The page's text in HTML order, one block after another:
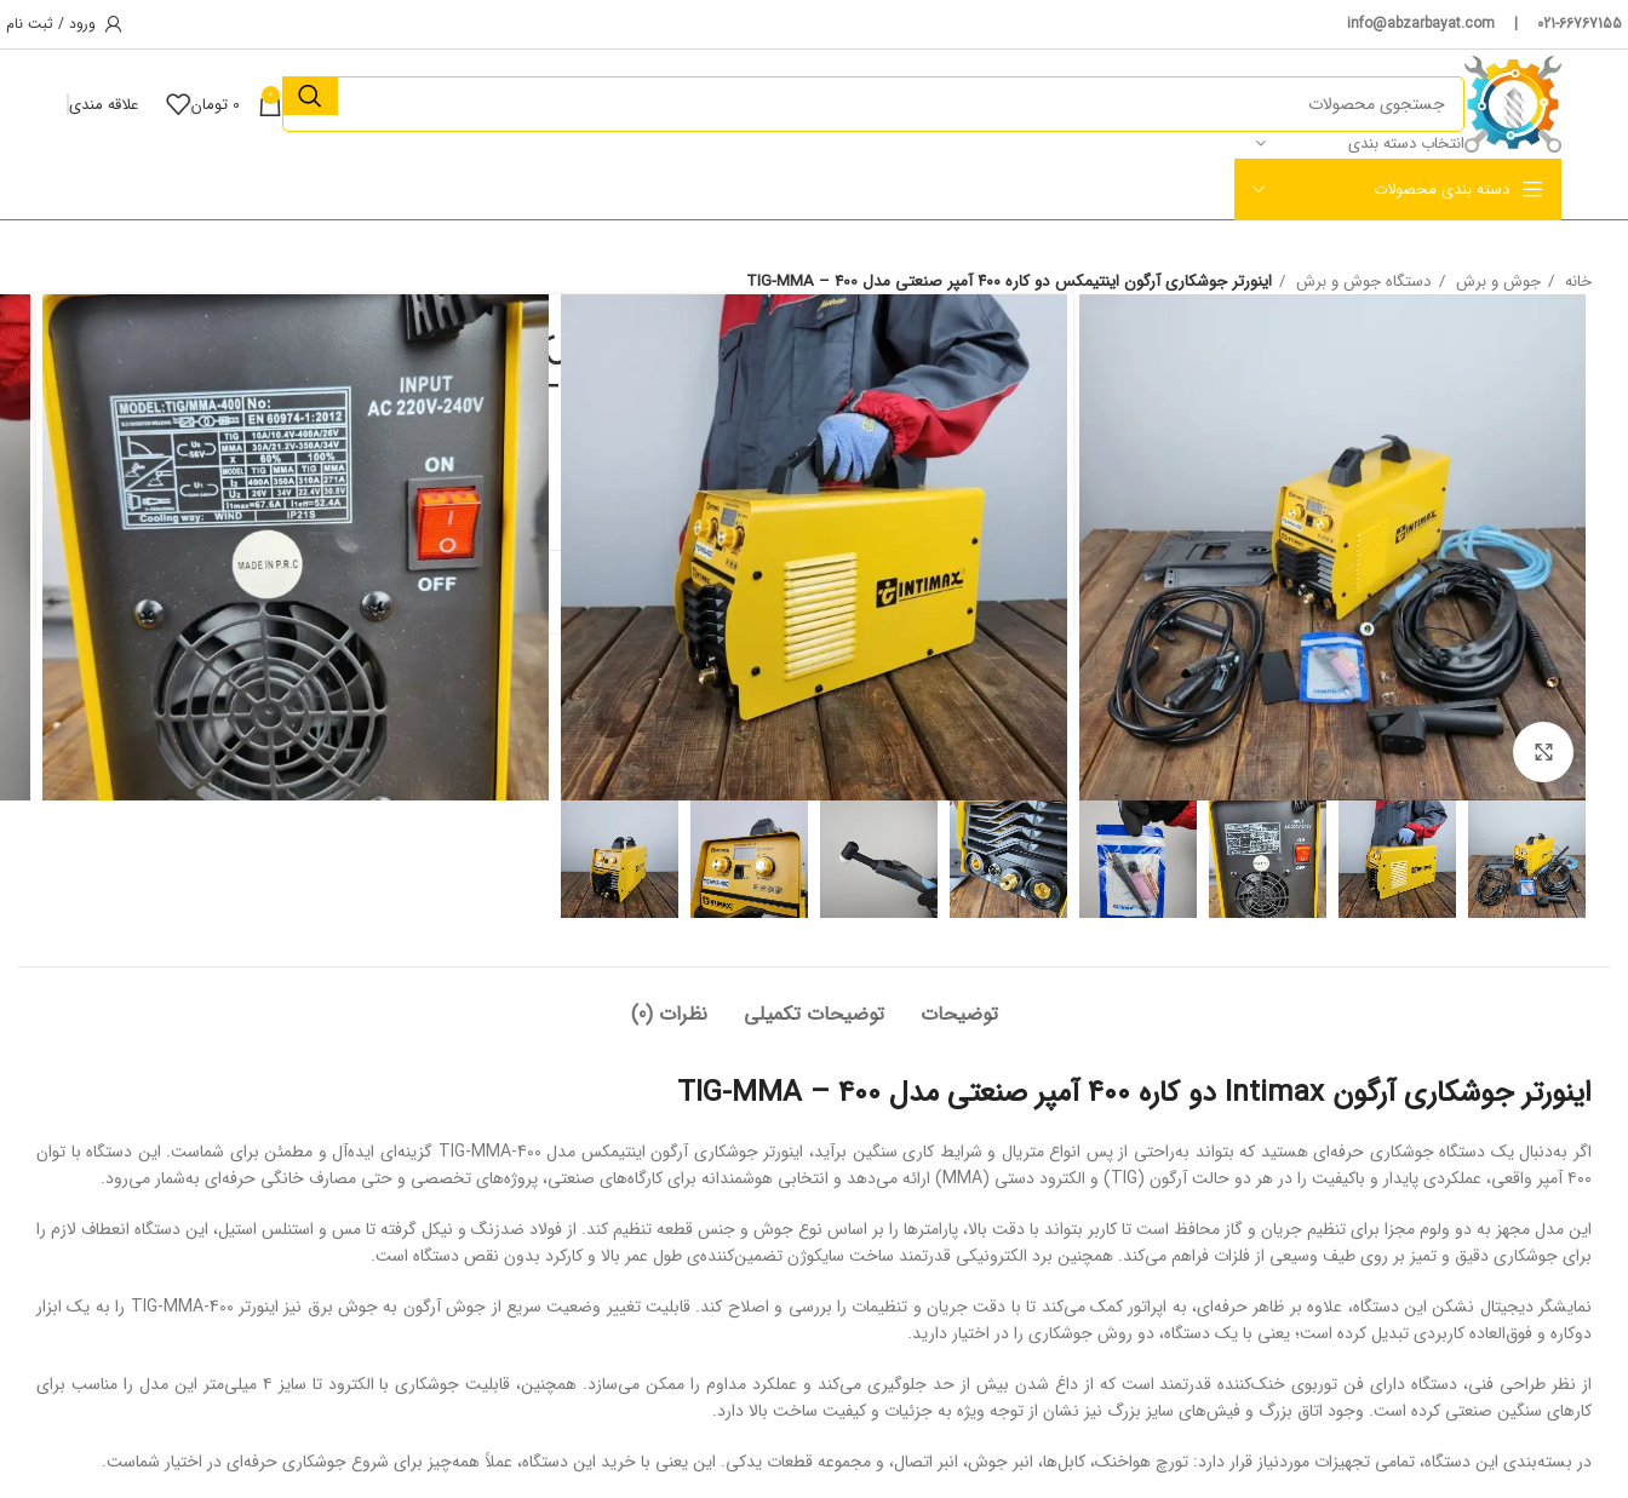
021-66767155 | info@abzarbayat.com ورود / ثبت نام
انتخاب دسته بندی
0
0 تومان علاقه مندی
دسته بندی محصولات
خانه جوش و برش دستگاه جوش و برش اینورتر جوشکاری آرگون اینتیمکس دو کاره ۴٠٠ آمپر صنعتی مدل TIG-MMA – 400
برای بزرگنمایی کلیک کنید
Intimax اینورتر جوشکاری آرگون اینتیمکس دو کاره ۴٠٠ آمپر
صنعتی مدل TIG-MMA – 400
تماس بگیرید
افزودن به علاقه مندی
جوش و برش, دستگاه جوش و برش
توضیحات توضیحات تکمیلی نظرات (0)
اینورتر جوشکاری آرگون Intimax دو کاره ۴٠٠ آمپر صنعتی مدل TIG-MMA – 400
اگر به‌دنبال یک دستگاه جوشکاری حرفه‌ای هستید که بتواند به‌راحتی از پس انواع متریال و شرایط کاری سنگین برآید، اینورتر جوشکاری آرگون اینتیمکس مدل TIG-MMA-400 گزینه‌ای ایده‌آل و مطمئن برای شماست. این دستگاه با توان
۴۰۰ آمپر واقعی، عملکردی پایدار و باکیفیت را در هر دو حالت آرگون (TIG) و الکترود دستی (MMA) ارائه می‌دهد و انتخابی هوشمندانه برای کارگاه‌های صنعتی، پروژه‌های تخصصی و حتی مصارف خانگی حرفه‌ای به‌شمار می‌رود.
این مدل مجهز به دو ولوم مجزا برای تنظیم جریان و گاز محافظ است تا کاربر بتواند با دقت بالا، پارامترها را بر اساس نوع جوش و جنس قطعه تنظیم کند. از فولاد ضدزنگ و نیکل گرفته تا مس و استنلس استیل، این دستگاه انعطاف لازم را
برای جوشکاری دقیق و تمیز بر روی طیف وسیعی از فلزات فراهم می‌کند. همچنین برد الکترونیکی قدرتمند ساخت سایکوژن تضمین‌کننده‌ی طول عمر بالا و کارکرد بدون نقص دستگاه است.
نمایشگر دیجیتال نشکن این دستگاه، علاوه بر ظاهر حرفه‌ای، به اپراتور کمک می‌کند تا با دقت جریان و تنظیمات را بررسی و اصلاح کند. قابلیت تغییر وضعیت سریع از جوش آرگون به جوش برق نیز اینورتر TIG-MMA-400 را به یک ابزار
دوکاره و فوق‌العاده کاربردی تبدیل کرده است؛ یعنی با یک دستگاه، دو روش جوشکاری را در اختیار دارید.
از نظر طراحی فنی، دستگاه دارای فن توربوی خنک‌کننده قدرتمند است که از داغ شدن بیش از حد جلوگیری می‌کند و عملکرد مداوم را ممکن می‌سازد. همچنین، قابلیت جوشکاری با الکترود تا سایز ۴ میلی‌متر این مدل را مناسب برای
کارهای سنگین صنعتی کرده است. وجود اتاق بزرگ و فیش‌های سایز بزرگ نیز نشان از توجه ویژه به جزئیات و کیفیت ساخت بالا دارد.
در بسته‌بندی این دستگاه، تمامی تجهیزات موردنیاز قرار دارد: تورچ هواخنک، کابل‌ها، انبر جوش، انبر اتصال، و مجموعه قطعات یدکی. این یعنی با خرید این دستگاه، عملاً همه‌چیز برای شروع جوشکاری حرفه‌ای در اختیار شماست.